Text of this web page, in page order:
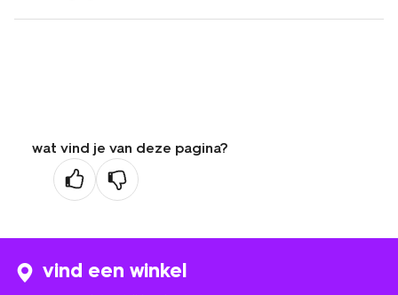
wat vind je van deze pagina?
vind een winkel